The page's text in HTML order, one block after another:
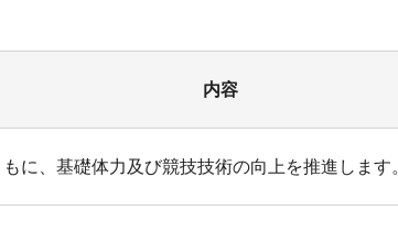
内容
に、基礎体力及び競技技術の向上を推進します